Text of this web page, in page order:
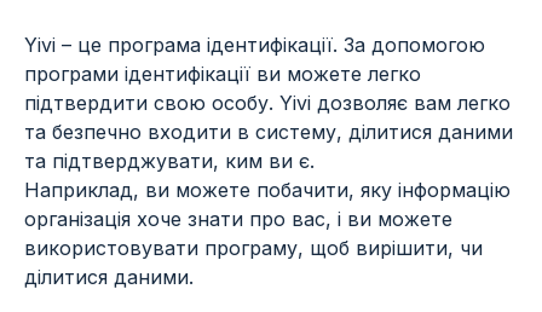
Yivi – це програма ідентифікації. За допомогою
програми ідентифікації ви можете легко
підтвердити свою особу. Yivi дозволяє вам легко
та безпечно входити в систему, ділитися даними
та підтверджувати, ким ви є.
Наприклад, ви можете побачити, яку інформацію
організація хоче знати про вас, і ви можете
використовувати програму, щоб вирішити, чи
ділитися даними.